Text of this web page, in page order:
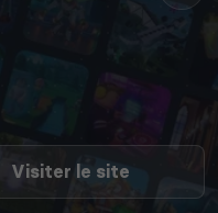
Neverwinter
Nights
Visiter le site